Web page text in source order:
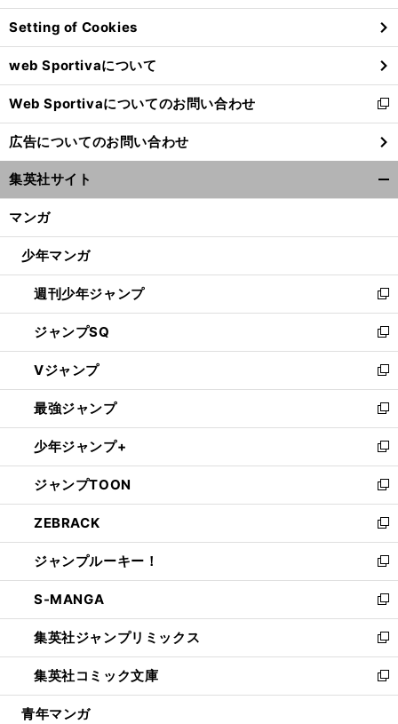
ン
ド
ウ
で
開
く
Setting of Cookies
web Sportivaについて
Web Sportivaについてのお問い合わせ
新
し
い
ウ
ィ
ン
ウ
開
く
広告についてのお問い合わせ
集英社サイト
マンガ
少年マンガ
週刊少年ジャンプ
新
し
い
ウ
ィ
ン
ド
ウ
で
開
く
ジャンプSQ
新
し
い
ウ
ィ
ン
ド
ウ
で
開
く
Vジャンプ
新
し
い
ウ
ィ
ン
ド
ウ
で
開
く
最強ジャンプ
新
し
い
ウ
ィ
ン
ド
ウ
で
開
く
少年ジャンプ+
新
し
い
ウ
ィ
ン
ド
ウ
で
開
く
ジャンプTOON
新
し
い
ウ
ィ
ン
ド
ウ
で
開
く
ZEBRACK
新
し
い
ウ
ィ
ン
ド
ウ
で
開
ジャンプルーキー！
新
し
い
ウ
ィ
ン
ド
ウ
S-MANGA
新
し
い
ウ
ィ
ン
集英社ジャンプリミックス
新
し
い
ウ
集英社コミック文庫
新
し
青年マンガ